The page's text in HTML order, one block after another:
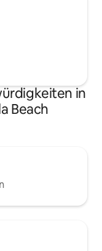
in
Beach